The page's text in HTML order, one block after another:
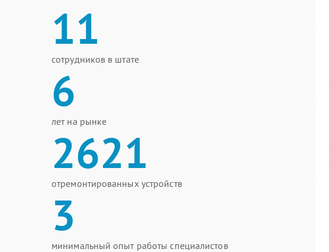
11
сотрудников в штате
6
лет на рынке
2621
отремонтированных устройств
3
минимальный опыт работы специалистов